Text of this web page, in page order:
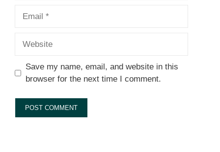
Save my name, email, and website in this
browser for the next time I comment.